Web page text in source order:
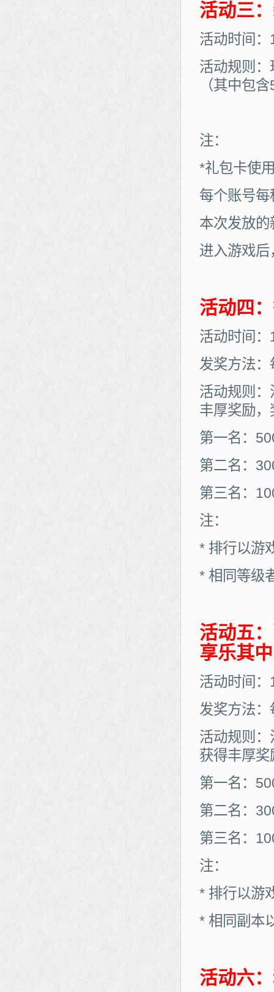
活动三
活动时间
活动规则
（其中包
注：
*礼包卡使
每个账号
本次发放
进入游戏后
活动四
活动时间
发奖方法：
活动规则
丰厚奖励
第一名：
第二名：
第三名：
注：
* 排行以游
* 相同等级
活动五
享乐其中
活动时间
发奖方法：
活动规则
获得丰厚
第一名：
第二名：
第三名：
注：
* 排行以游
* 相同副本
活动六